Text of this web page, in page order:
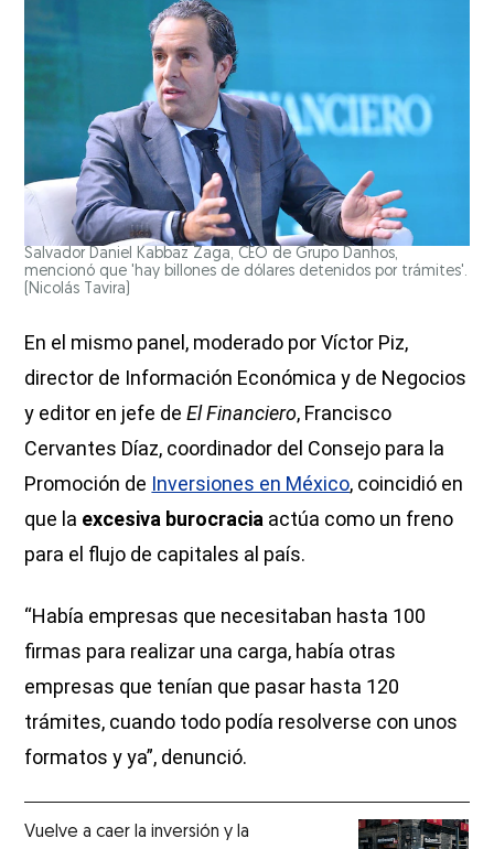
Salvador Daniel Kabbaz Zaga, CEO de Grupo Danhos,
mencionó que 'hay billones de dólares detenidos por trámites'.
(Nicolás Tavira)
En el mismo panel, moderado por Víctor Piz,
director de Información Económica y de Negocios
y editor en jefe deEl Financiero, Francisco
Cervantes Díaz, coordinador del Consejo para la
Promoción de Inversiones en México, coincidió en
que la excesiva burocracia actúa como un freno
para el flujo de capitales al país.
“Había empresas que necesitaban hasta 100
firmas para realizar una carga, había otras
empresas que tenían que pasar hasta 120
trámites, cuando todo podía resolverse con unos
formatos y ya”, denunció.
Vuelve a caer la inversión y la